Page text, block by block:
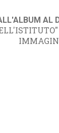
AL